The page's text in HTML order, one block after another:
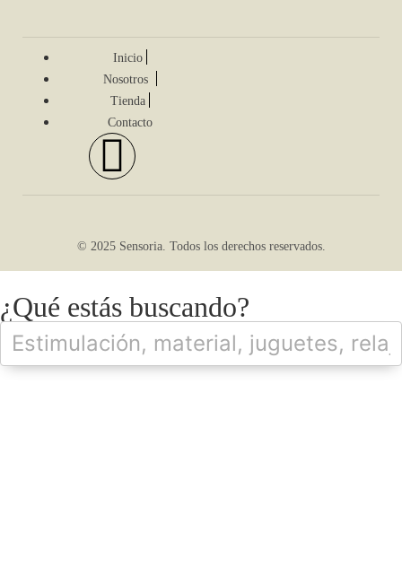
Inicio
Nosotros
Tienda
Contacto
© 2025 Sensoria. Todos los derechos reservados.
¿Qué estás buscando?